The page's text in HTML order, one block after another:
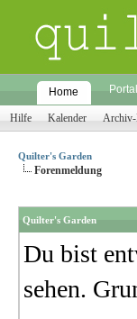
Home Portal
Hilfe Kalender
Quilter's Garden
Forenmeldung
Quilter's Garden
Du bist
sehen.